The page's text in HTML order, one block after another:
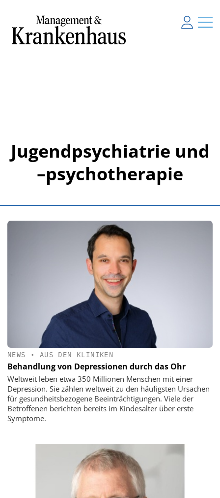
Jugendpsychiatrie und
–psychotherapie
NEWS • AUS DEN KLINIKEN
Behandlung von Depressionen durch das Ohr
Weltweit leben etwa 350 Millionen Menschen mit einer
Depression. Sie zählen weltweit zu den häufigsten Ursachen
für gesundheitsbezogene Beeinträchtigungen. Viele der
Betroffenen berichten bereits im Kindesalter über erste
Symptome.